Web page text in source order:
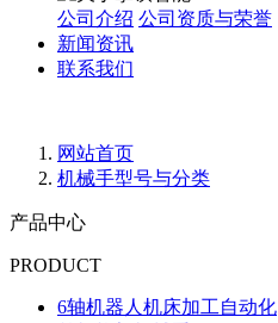
公司介绍 公司资质与荣誉
新闻资讯
联系我们
网站首页
机械手型号与分类
产品中心
PRODUCT
6轴机器人机床加工自动化